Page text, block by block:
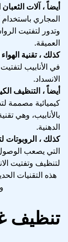
أيضاً ، آلات الثعبان
المجاري باستخدام
وتدور لتفتيت
العميقة.
كذلك ، تقنية
في الأنابيب
الانسداد.
أيضاً ، التنظيف
كيميائية مصممة
بالأنابيب، وهي
الدهنية.
كذلك ، الروبوتات
التي يصعب الوصول
لتنظيف وتفتيت
هذه التقنيات
تنظيف